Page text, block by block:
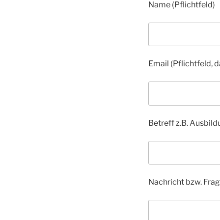
Name (Pflichtfeld)
Email (Pflichtfeld,
Betreff z.B.
Nachricht bzw.